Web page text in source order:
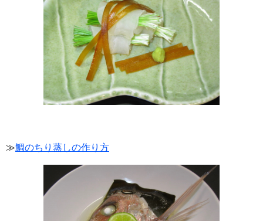
≫鯛のちり蒸しの作り方